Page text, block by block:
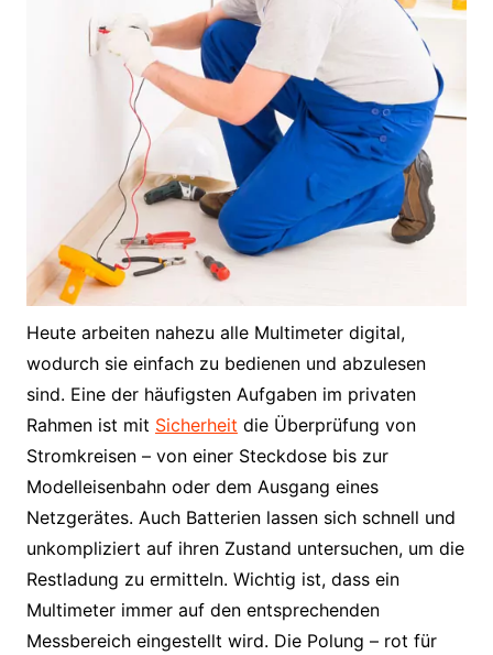
Heute arbeiten nahezu alle Multimeter digital,
wodurch sie einfach zu bedienen und abzulesen
sind. Eine der häufigsten Aufgaben im privaten
Rahmen ist mit Sicherheit die Überprüfung von
Stromkreisen – von einer Steckdose bis zur
Modelleisenbahn oder dem Ausgang eines
Netzgerätes. Auch Batterien lassen sich schnell und
unkompliziert auf ihren Zustand untersuchen, um die
Restladung zu ermitteln. Wichtig ist, dass ein
Multimeter immer auf den entsprechenden
Messbereich eingestellt wird. Die Polung – rot für